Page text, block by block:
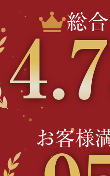
総
お客様